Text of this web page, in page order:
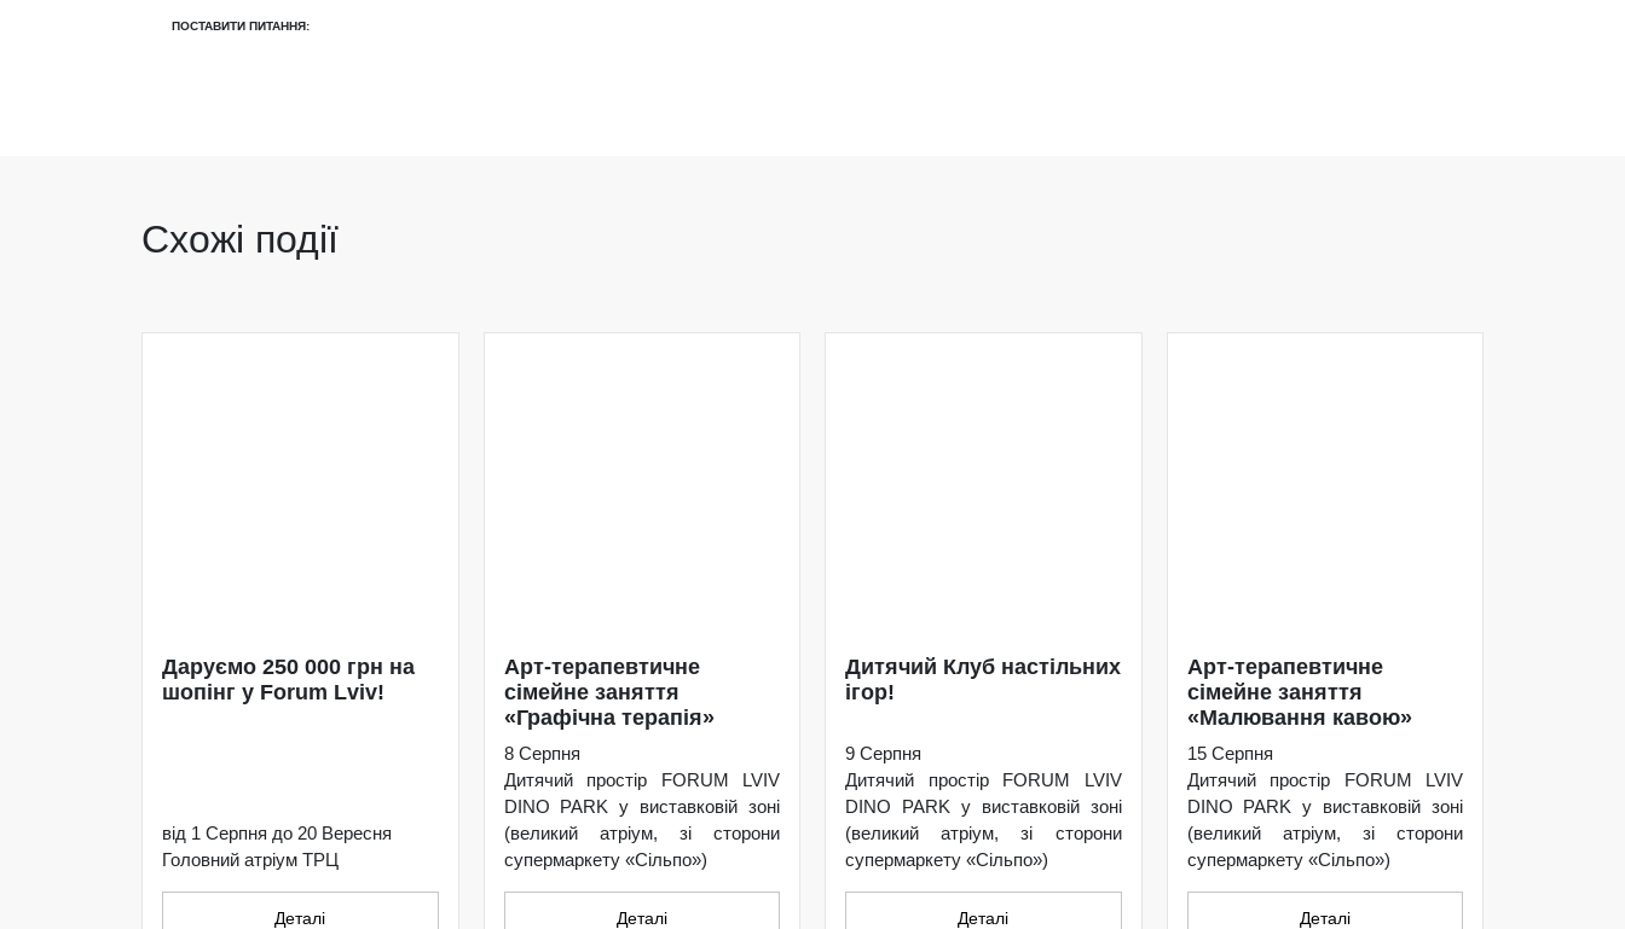
ПОСТАВИТИ ПИТАННЯ:
Схожі події
Даруємо 250 000 грн на
шопінг у Forum Lviv!
від 1 Серпня до 20 Вересня
Головний атріум ТРЦ
Деталі
Арт-терапевтичне
сімейне заняття
«Графічна терапія»
8 Серпня
Дитячий простір FORUM LVIV
DINO PARK у виставковій зоні
(великий атріум, зі сторони
супермаркету «Сільпо»)
Деталі
Дитячий Клуб настільних
ігор!
9 Серпня
Дитячий простір FORUM LVIV
DINO PARK у виставковій зоні
(великий атріум, зі сторони
супермаркету «Сільпо»)
Деталі
Арт-терапевтичне
сімейне заняття
«Малювання кавою»
15 Серпня
Дитячий простір FORUM LVIV
DINO PARK у виставковій зоні
(великий атріум, зі сторони
супермаркету «Сільпо»)
Деталі